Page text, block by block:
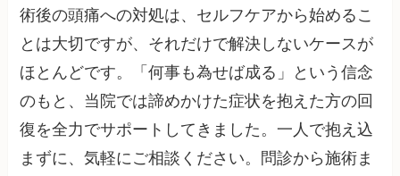
術後の頭痛への対処は、セルフケアから始めるこ
とは大切ですが、それだけで解決しないケースが
ほとんどです。「何事も為せば成る」という信念
のもと、当院では諦めかけた症状を抱えた方の回
復を全力でサポートしてきました。一人で抱え込
まずに、気軽にご相談ください。問診から施術ま